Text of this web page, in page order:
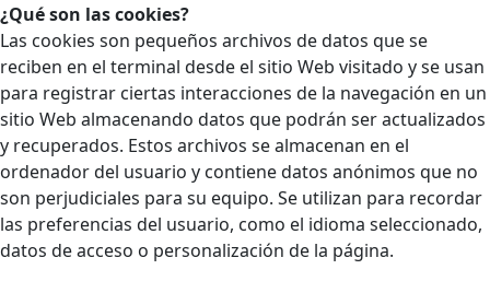
¿Qué son las cookies?
Las cookies son pequeños archivos de datos que se
reciben en el terminal desde el sitio Web visitado y se usan
para registrar ciertas interacciones de la navegación en un
sitio Web almacenando datos que podrán ser actualizados
y recuperados. Estos archivos se almacenan en el
ordenador del usuario y contiene datos anónimos que no
son perjudiciales para su equipo. Se utilizan para recordar
las preferencias del usuario, como el idioma seleccionado,
datos de acceso o personalización de la página.